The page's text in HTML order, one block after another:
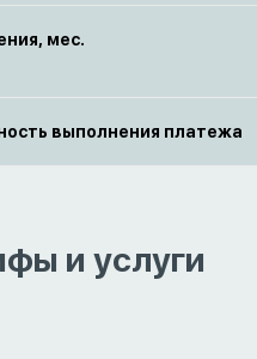
мес.
выполнения платежа
и услуги